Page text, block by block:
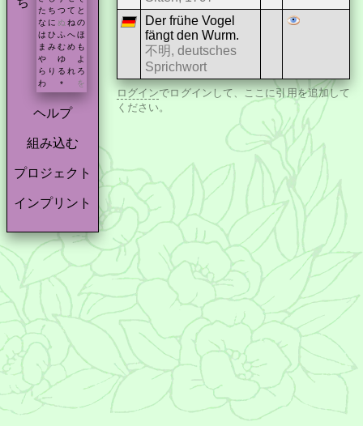
た ち つ て と
な に ぬ ね の
は ひ ふ へ ほ
ま み む め も
や
ゆ
よ
ら り る れ ろ
わ
* を
ヘルプ
組み込む
プロジェクト
インプリント
Der frühe Vogel
fängt den Wurm.
不明, deutsches
Sprichwort
ログインでログインして、ここに引用を追加して
ください。